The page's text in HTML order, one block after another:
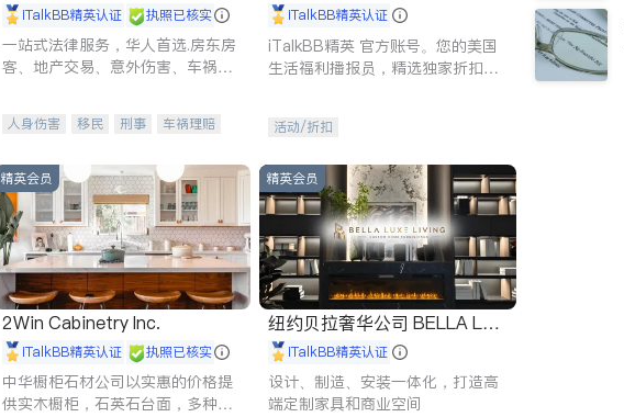
iTalkBB精英认证 执照已核实
一站式法律服务，华人首选.房东房
客、地产交易、意外伤害、车祸重
人身伤害 移民 刑事
车祸理赔
商标注册
索赔 律师-其它 保释
iTalkBB精英认证
iTalkBB精英 官方账号。您的美国
生活福利播报员，精选独家折扣、
活动/折扣
精英会员
2Win Cabinetry Inc.
iTalkBB精英认证 执照已核实
中华橱柜石材公司以实惠的价格提
供实木橱柜，石英石台面，多种优
精英会员
纽约贝拉奢华公司 BELLA LUX
E iTalkBB精英认证
设计、制造、安装一体化，打造高
端定制家具和商业空间